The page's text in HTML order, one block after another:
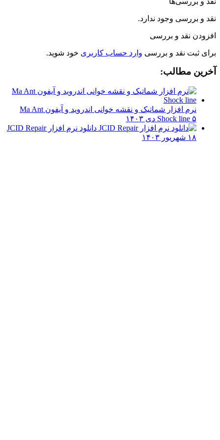
نقد و بررسی وجود ندارد.
افزودن نقد و بررسی
برای ثبت نقد و بررسی وارد حساب کاربری خود شوید.
آخرین مطالب:
نرم افزار شماتیک و نقشه خوانی اندروید و آیفون Ma Ant
Shock line ۵ دی ۱۴۰۳
دانلود نرم افزار JCID Repair
۱۸ شهریور ۱۴۰۳